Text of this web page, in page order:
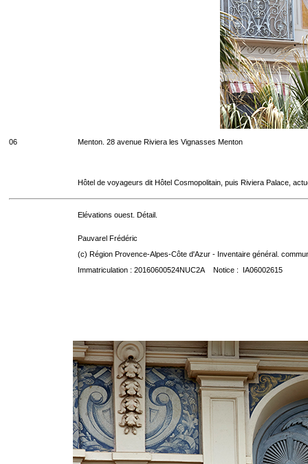
06 Menton. 28 avenue Riviera les Vignasses Menton
Hôtel de voyageurs dit Hôtel Cosmopolitain, puis Riviera Palace,
Elévations ouest. Détail.
Pauvarel Frédéric
(c) Région Provence-Alpes-Côte d'Azur - Inventaire général.
Immatriculation : 20160600524NUC2A Notice : IA06002615